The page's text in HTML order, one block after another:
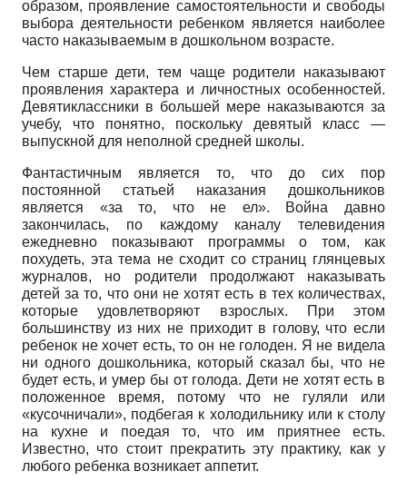
образом, проявление самостоятельности и свободы
выбора деятельности ребенком является наиболее
часто наказываемым в дошкольном возрасте.
Чем старше дети, тем чаще родители наказывают
проявления характера и личностных особенностей.
Девятиклассники в большей мере наказываются за
учебу, что понятно, поскольку девятый класс —
выпускной для неполной средней школы.
Фантастичным является то, что до сих пор
постоянной статьей наказания дошкольников
является «за то, что не ел». Война давно
закончилась, по каждому каналу телевидения
ежедневно показывают программы о том, как
похудеть, эта тема не сходит со страниц глянцевых
журналов, но родители продолжают наказывать
детей за то, что они не хотят есть в тех количествах,
которые удовлетворяют взрослых. При этом
большинству из них не приходит в голову, что если
ребенок не хочет есть, то он не голоден. Я не видела
ни одного дошкольника, который сказал бы, что не
будет есть, и умер бы от голода. Дети не хотят есть в
положенное время, потому что не гуляли или
«кусочничали», подбегая к холодильнику или к столу
на кухне и поедая то, что им приятнее есть.
Известно, что стоит прекратить эту практику, как у
любого ребенка возникает аппетит.